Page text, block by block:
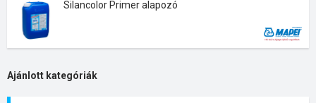
Silancolor Primer alapozó
Ajánlott kategóriák